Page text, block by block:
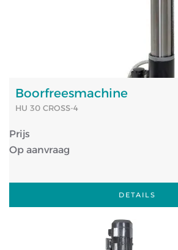
Boorfreesmachine
HU 30 CROSS-4
Prijs
Op aanvraag
DETAILS